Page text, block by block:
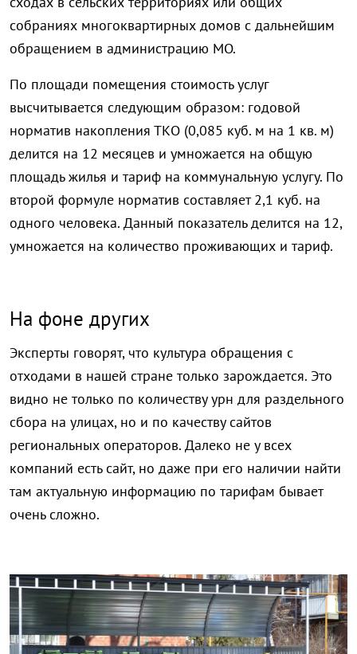
собраниях многоквартирных домов с дальнейшим
обращением в администрацию МО.
По площади помещения стоимость услуг
высчитывается следующим образом: годовой
норматив накопления ТКО (0,085 куб. м на 1 кв. м)
делится на 12 месяцев и умножается на общую
площадь жилья и тариф на коммунальную услугу. По
второй формуле норматив составляет 2,1 куб. на
одного человека. Данный показатель делится на 12,
умножается на количество проживающих и тариф.
На фоне других
Эксперты говорят, что культура обращения с
отходами в нашей стране только зарождается. Это
видно не только по количеству урн для раздельного
сбора на улицах, но и по качеству сайтов
региональных операторов. Далеко не у всех
компаний есть сайт, но даже при его наличии найти
там актуальную информацию по тарифам бывает
очень сложно.